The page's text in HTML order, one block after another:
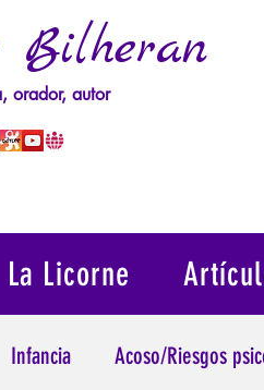
orador, autor
Infancia Acoso/Riesgos
La Licorne